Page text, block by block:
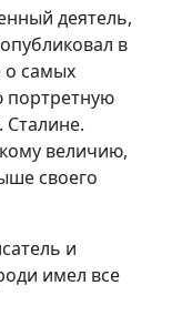
деятель,
в
о самых
портретную
Сталине.
величию,
своего
и
имел все